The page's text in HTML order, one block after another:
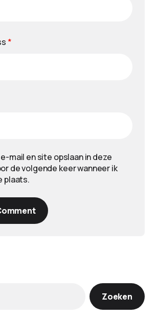
*
mail en site opslaan in deze
de volgende keer wanneer ik
plaats.
Zoeken